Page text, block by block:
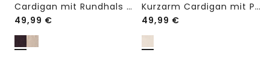
Cardigan mit Rundhals und Knöpfen
49,99 €
Kurzarm Cardigan mit Polokragen
49,99 €